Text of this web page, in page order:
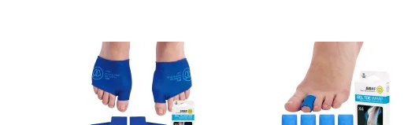
バスケットボ
革靴・パンプス